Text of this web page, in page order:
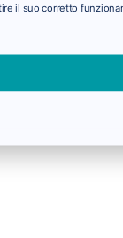
il suo corretto